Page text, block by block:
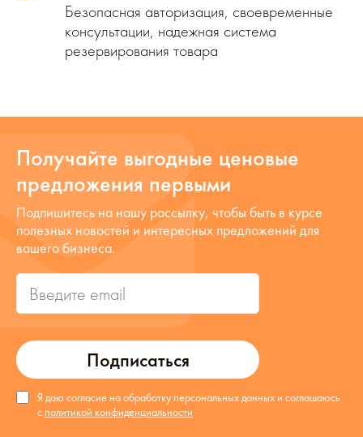
Безопасная авторизация, своевременные
консультации, надежная система
резервирования товара
Получайте выгодные ценовые
предложения первыми
Подписаться
Подпишитесь на нашу рассылку, чтобы быть в курсе
полезных новостей и интересных предложений для
вашего бизнеса.
Я даю согласие на обработку персональных данных и соглашаюсь
с политикой конфиденциальности